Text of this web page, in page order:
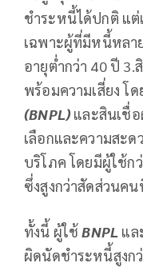
ชำระหนี้ได้ปกติ แ
เฉพาะผู้ที่มีหนี้หลา
อายุต่ำกว่า 40 ปี
พร้อมความเสี่ยง โด
(BNPL)และสินเชื่
เลือกและความสะด
บริโภค โดยมีผู้ใช้ก
ซึ่งสูงกว่าสัดส่วนค
ทั้งนี้ ผู้ใช้ BNPL แล
ผิดนัดชำระหนี้สูงก